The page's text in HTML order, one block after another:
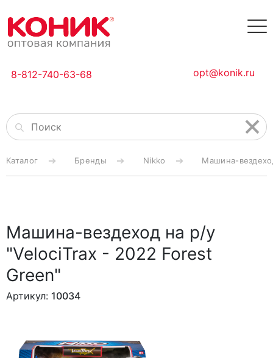
8-812-740-63-68 opt@konik.ru
Каталог Бренды Nikko Машина-
Машина-вездеход на р/у
"VelociTrax - 2022 Forest
Green"
Артикул: 10034